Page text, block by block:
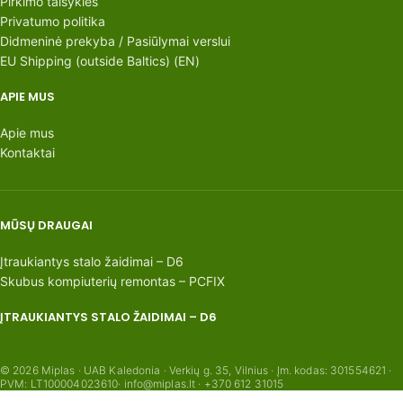
Privatumo politika
Didmeninė prekyba / Pasiūlymai verslui
EU Shipping (outside Baltics) (EN)
APIE MUS
Apie mus
Kontaktai
MŪSŲ DRAUGAI
Įtraukiantys stalo žaidimai – D6
Skubus kompiuterių remontas – PCFIX
ĮTRAUKIANTYS STALO ŽAIDIMAI – D6
© 2026 Miplas · UAB Kaledonia · Verkių g. 35, Vilnius · Įm. kodas: 301554621 ·
PVM: LT100004023610· info@miplas.lt · +370 612 31015